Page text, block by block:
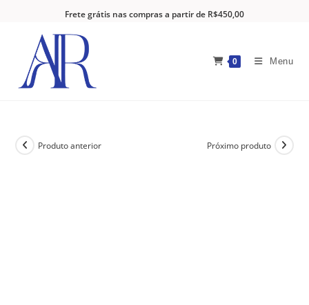
Frete grátis nas compras a partir de R$450,00
0 Menu
Produto anterior Próximo produto